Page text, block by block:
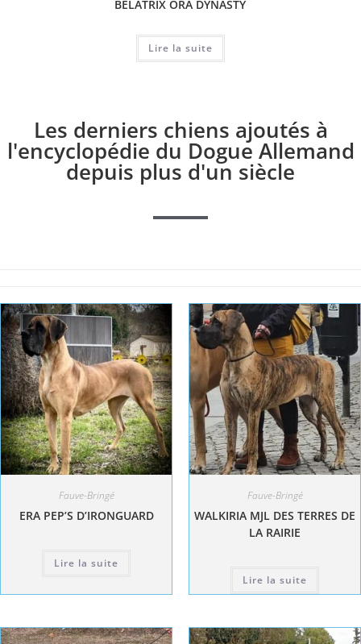
BELATRIX ORA DYNASTY
Lire la suite
Les derniers chiens ajoutés à
l'encyclopédie du Dogue Allemand
depuis plus d'un siècle
Fauve-Bringé
ERA PEP’S D’IRONGUARD
Lire la suite
Fauve-Bringé
WALKIRIA MJL DES TERRES DE
LA RAIRIE
Lire la suite